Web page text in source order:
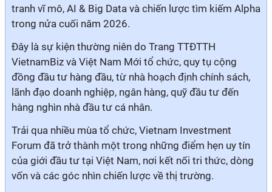
tranh vĩ mô, AI & Big Data và chiến lược tìm kiếm Alpha
trong nửa cuối năm 2026.
Đây là sự kiện thường niên do Trang TTĐTTH
VietnamBiz và Việt Nam Mới tổ chức, quy tụ cộng
đồng đầu tư hàng đầu, từ nhà hoạch định chính sách,
lãnh đạo doanh nghiệp, ngân hàng, quỹ đầu tư đến
hàng nghìn nhà đầu tư cá nhân.
Trải qua nhiều mùa tổ chức, Vietnam Investment
Forum đã trở thành một trong những điểm hẹn uy tín
của giới đầu tư tại Việt Nam, nơi kết nối tri thức, dòng
vốn và các góc nhìn chiến lược về thị trường.